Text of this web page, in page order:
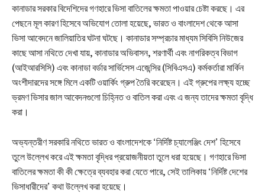
কানাডার সরকার বিদেশিদের গণহারে ভিসা বাতিলের ক্ষমতা পাওয়ার চেষ্টা করছে। এর
পেছনে মূল কারণ হিসেবে অভিযোগ তোলা হয়েছে, ভারত ও বাংলাদেশ থেকে আসা
ভিসা আবেদনে জালিয়াতির ঘটনা ঘটছে। কানাডার সম্প্রচার মাধ্যম সিবিসি নিউজের
কাছে আসা নথিতে দেখা যায়, কানাডার অভিবাসন, শরণার্থী এবং নাগরিকত্ব বিভাগ
(আইআরসিসি) এবং কানাডা বর্ডার সার্ভিসেস এজেন্সির (সিবিএসএ) কর্মকর্তারা মার্কিন
অংশীদারদের সঙ্গে মিলে একটি ওয়ার্কিং গ্রুপ তৈরি করেছেন। এই গ্রুপের লক্ষ্য হচ্ছে
ভ্রমণ ভিসার জাল আবেদনগুলো চিহ্নিত ও বাতিল করা এবং এ জন্য তাদের ক্ষমতা বৃদ্ধি
করা।
অভ্যন্তরীণ সরকারি নথিতে ভারত ও বাংলাদেশকে ‘নির্দিষ্ট চ্যালেঞ্জিং দেশ’ হিসেবে
তুলে উল্লেখ করে এই ক্ষমতা বৃদ্ধির প্রয়োজনীয়তা তুলে ধরা হয়েছে। গণহারে ভিসা
বাতিলের ক্ষমতা কী কী ক্ষেত্রে ব্যবহার করা যেতে পারে, সেই তালিকায় ‘নির্দিষ্ট দেশের
ভিসাধারীদের’ কথা উল্লেখ করা হয়েছে।